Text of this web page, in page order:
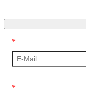
*
*